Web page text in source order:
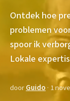
Ontdek hoe
problemen
spoor ik
Lokale
doorGuido · 1